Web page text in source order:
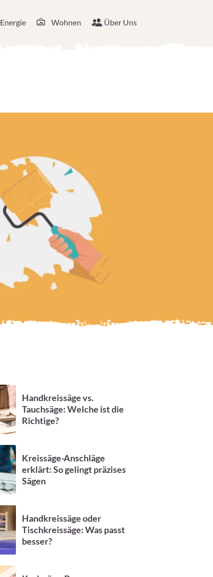
Energie Wohnen Über Uns
Handkreissäge vs.
Tauchsäge: Welche ist die
Richtige?
Kreissäge-Anschläge
erklärt: So gelingt präzises
Sägen
Handkreissäge oder
Tischkreissäge: Was passt
besser?